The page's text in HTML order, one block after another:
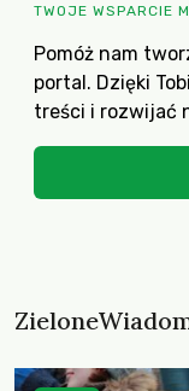
TWOJE WSPARCIE
Pomóż nam
portal. Dzięki
treści i rozwijać